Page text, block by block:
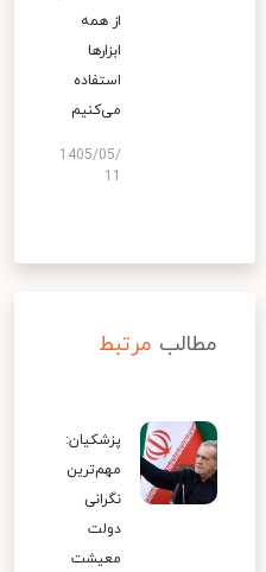
از همه
ابزارها
استفاده
می‌کنیم
1405/05/
مطالب مرتبط
پزشکیان:
مهم‌ترین
نگرانی
دولت
معیشت